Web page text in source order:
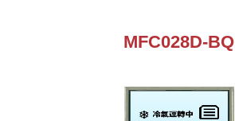
MFC028D-BQ